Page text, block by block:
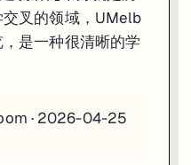
叉的领域，UMelb
是一种很清晰的学
· 2026-04-25